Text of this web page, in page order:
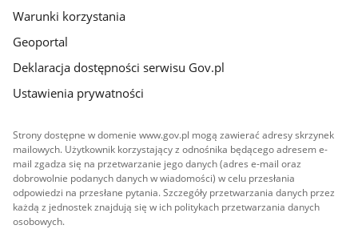
Warunki korzystania
Geoportal
Deklaracja dostępności serwisu Gov.pl
Ustawienia prywatności
Strony dostępne w domenie www.gov.pl mogą zawierać adresy skrzynek
mailowych. Użytkownik korzystający z odnośnika będącego adresem e-
mail zgadza się na przetwarzanie jego danych (adres e-mail oraz
dobrowolnie podanych danych w wiadomości) w celu przesłania
odpowiedzi na przesłane pytania. Szczegóły przetwarzania danych przez
każdą z jednostek znajdują się w ich politykach przetwarzania danych
osobowych.